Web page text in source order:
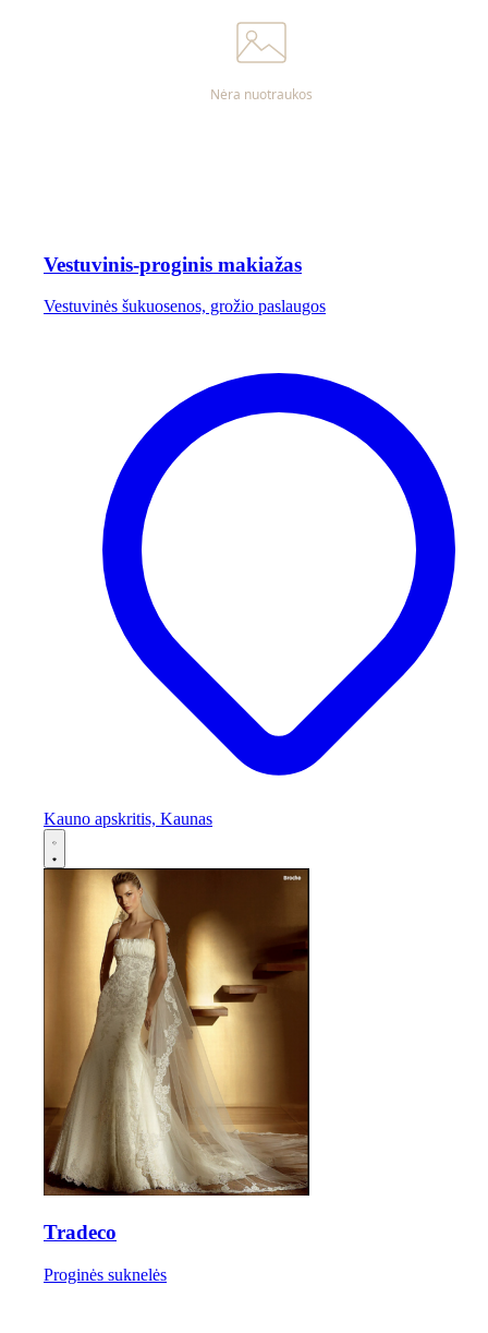
Vestuvinis-proginis makiažas
Vestuvinės šukuosenos, grožio paslaugos
Kauno apskritis, Kaunas
Tradeco
Proginės suknelės